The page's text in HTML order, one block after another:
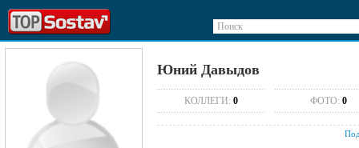
Поиск
Юний Давыдов
КОЛЛЕГИ: 0 ФОТО: 0